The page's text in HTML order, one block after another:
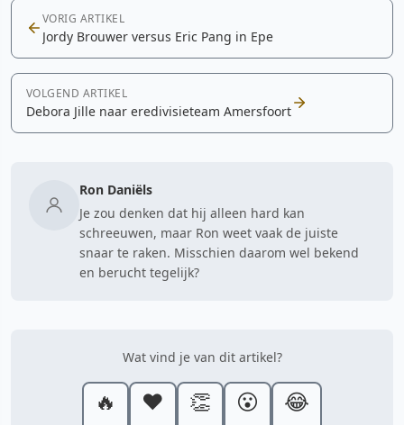
VORIG ARTIKEL
Jordy Brouwer versus Eric Pang in Epe
VOLGEND ARTIKEL
Debora Jille naar eredivisieteam Amersfoort
Ron Daniëls
Je zou denken dat hij alleen hard kan
schreeuwen, maar Ron weet vaak de juiste
snaar te raken. Misschien daarom wel bekend
en berucht tegelijk?
Wat vind je van dit artikel?
🔥 ❤️ 👏 😮 😂